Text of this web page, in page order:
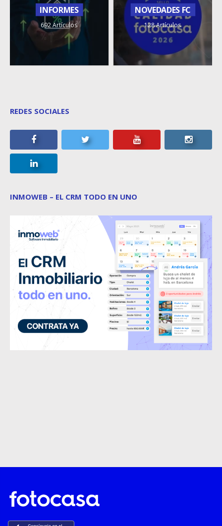
INFORMES
692 Artículos
NOVEDADES FC
128 Artículos
REDES SOCIALES
INMOWEB – EL CRM TODO EN UNO